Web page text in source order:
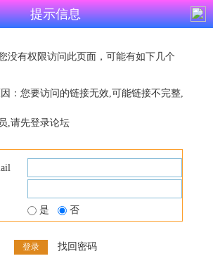
提示信息
没有权限访问此页面，可能有如下几个
：您要访问的链接无效,可能链接不完整,
,请先登录论坛
是 否
找回密码